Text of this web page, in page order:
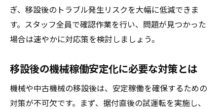
ぎ、移設後のトラブル発生リスクを大幅に低減できま
す。スタッフ全員で確認作業を行い、問題が見つかった
場合は速やかに対応策を検討しましょう。
移設後の機械稼働安定化に必要な対策とは
機械や中古機械の移設後は、安定稼働を確保するための
対策が不可欠です。まず、据付直後の試運転を実施し、